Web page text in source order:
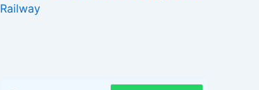
Railway